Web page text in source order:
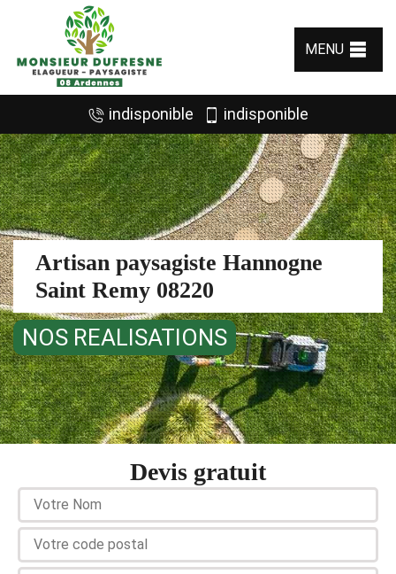
MENU
indisponible indisponible
Artisan paysagiste Hannogne
Saint Remy 08220
NOS REALISATIONS
Devis gratuit